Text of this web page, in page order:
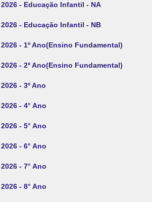
- Educação Infantil - NA
- Educação Infantil - NB
- 1º Ano(Ensino Fundamental)
- 2º Ano(Ensino Fundamental)
- 3º Ano
- 4° Ano
- 5° Ano
- 6° Ano
- 7° Ano
- 8° Ano